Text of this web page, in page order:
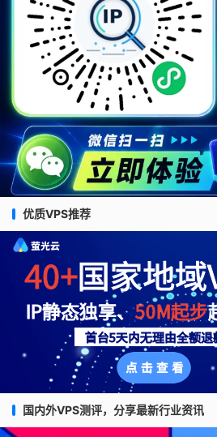
优质VPS推荐
国内外VPS测评，分享最新行业资讯